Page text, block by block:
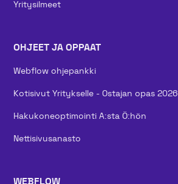
Yritysilmeet
OHJEET JA OPPAAT
Webflow ohjepankki
Kotisivut Yritykselle - Ostajan opas 2026
Hakukoneoptimointi A:sta Ö:hön
Nettisivusanasto
WEBFLOW